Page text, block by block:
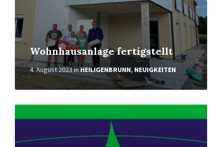
Wohnhausanlage fertigstellt
4. August 2023inHEILIGENBRUNN, NEUIGKEITEN
Weiterlesen